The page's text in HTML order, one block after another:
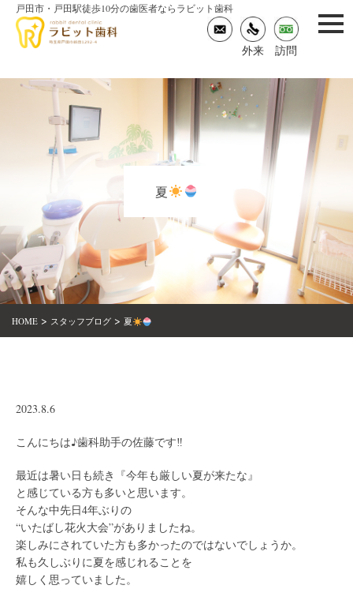
戸田市・戸田駅徒歩10分の歯医者ならラビット歯科
外来 訪問
夏
HOME > スタッフブログ > 夏
2023.8.6
こんにちは♪歯科助手の佐藤です‼︎
最近は暑い日も続き『今年も厳しい夏が来たな』
と感じている方も多いと思います。
そんな中先日4年ぶりの
“いたばし花火大会”がありましたね。
楽しみにされていた方も多かったのではないでしょうか。
私も久しぶりに夏を感じれることを
嬉しく思っていました。